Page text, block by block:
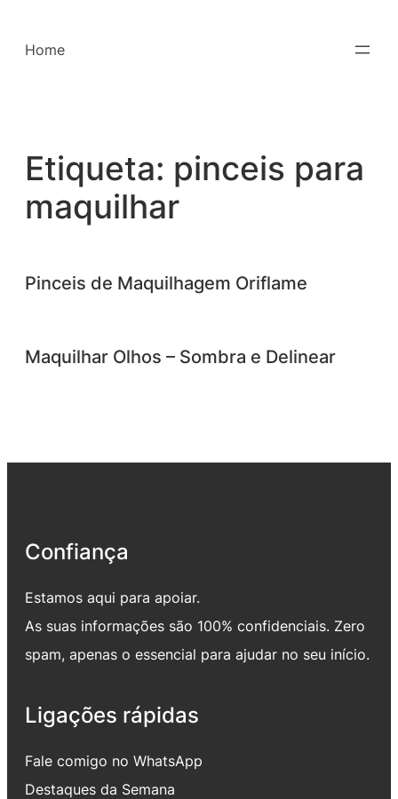
para
Home
Etiqueta: pinceis para
maquilhar
Pinceis de Maquilhagem Oriflame
Maquilhar Olhos – Sombra e Delinear
Confiança
Estamos aqui para apoiar.
As suas informações são 100% confidenciais. Zero
spam, apenas o essencial para ajudar no seu início.
Ligações rápidas
Fale comigo no WhatsApp
Destaques da Semana